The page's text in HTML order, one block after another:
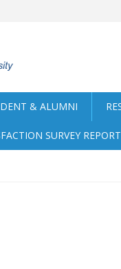
& ALUMNI
SURVEY REPORT